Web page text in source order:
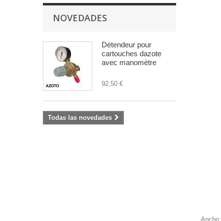
NOVEDADES
Détendeur pour
cartouches dazote
avec manomètre
92,50 €
Todas las novedades